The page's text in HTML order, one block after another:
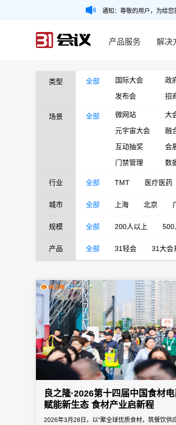
通知：尊敬的用户，为给
产品服务 解决
类型 全部 国际大会 政
发布会
招
场景 全部 微网站 大
元宇宙大会
融
互动抽奖
会
门禁管理
数
行业 全部 TMT 医疗医药
城市 全部 上海 北京
规模 全部 200人以上 500
产品 全部 31轻会 31大会
良之隆·2026第十四届中国食材
赋能新生态 食材产业启新程
2026年3月28日，以“聚全球优质食材，筑餐饮供